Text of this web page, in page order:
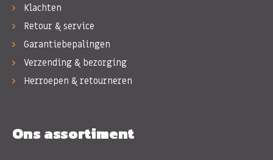
Klachten
Retour & service
Garantiebepalingen
Verzending & bezorging
Herroepen & retourneren
Ons assortiment